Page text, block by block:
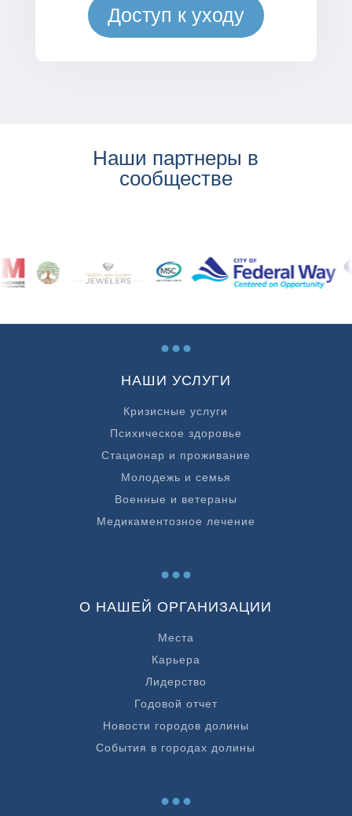
Доступ к уходу
Наши партнеры в
сообществе
...
НАШИ УСЛУГИ
Кризисные услуги
Психическое здоровье
Стационар и проживание
Молодежь и семья
Военные и ветераны
Медикаментозное лечение
...
О НАШЕЙ ОРГАНИЗАЦИИ
Места
Карьера
Лидерство
Годовой отчет
Новости городов долины
События в городах долины
...